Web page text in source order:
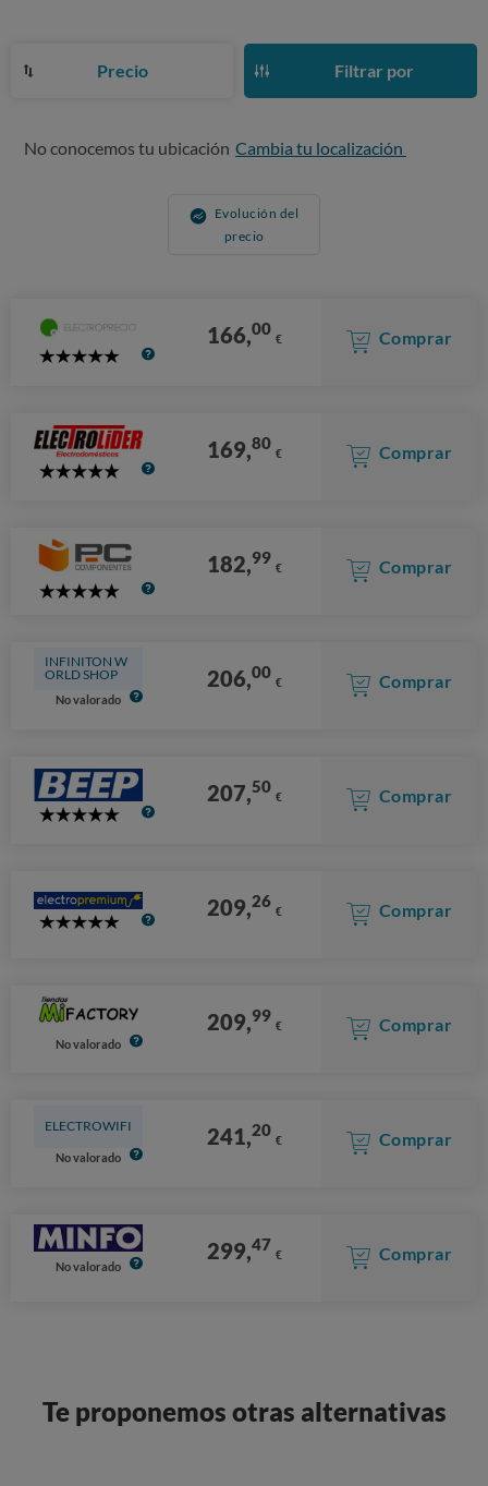
Precio Filtrar por
No conocemos tu ubicación Cambia tu localización
Evolución del
precio
5
166,00 € Comprar
5
169,80 € Comprar
5
182,99 € Comprar
INFINITON W
ORLD SHOP
No valorado
206,00 € Comprar
5
207,50 € Comprar
5
209,26 € Comprar
No valorado
209,99 € Comprar
ELECTROWIFI
No valorado
241,20 € Comprar
No valorado
299,47 € Comprar
Te proponemos otras alternativas